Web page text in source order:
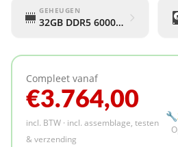
GEHEUGEN
32GB DDR5 6000Mhz (Corsair
Compleet vanaf
€3.764,00
incl. BTW · incl. assemblage, testen
& verzending
🔧